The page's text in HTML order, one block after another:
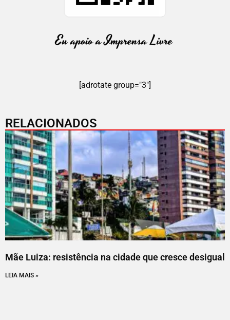
[adrotate group="3"]
RELACIONADOS
Mãe Luiza: resistência na cidade que cresce desigual
LEIA MAIS »